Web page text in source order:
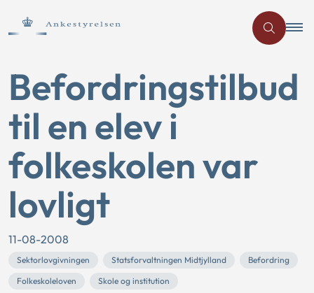
Befordringstilbud
til en elev i
folkeskolen var
lovligt
11-08-2008
Sektorlovgivningen Statsforvaltningen Midtjylland
Befordring
Folkeskoleloven
Skole og institution